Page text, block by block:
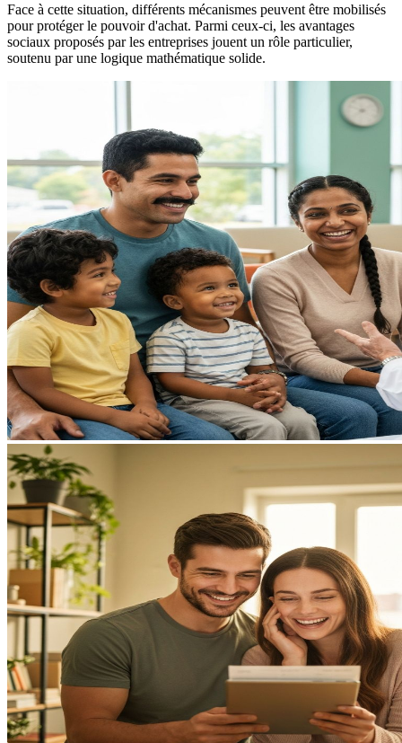
Face à cette situation, différents mécanismes peuvent être mobilisés
pour protéger le pouvoir d'achat. Parmi ceux-ci, les avantages
sociaux proposés par les entreprises jouent un rôle particulier,
soutenu par une logique mathématique solide.